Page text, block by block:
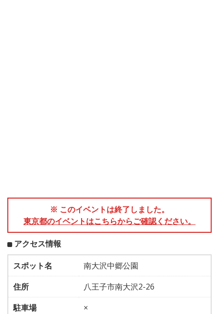
※ このイベントは終了しました。
東京都のイベントはこちらからご確認ください。
アクセス情報
スポット名
南大沢中郷公園
住所
八王子市南大沢2-26
駐車場
×